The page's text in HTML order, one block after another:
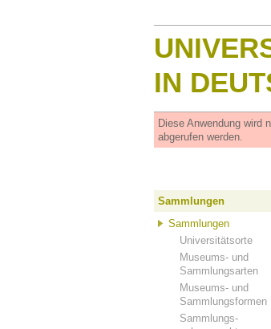
IN
Diese Anwendung wird
abgerufen werden.
Sammlungen
Sammlungen
Universitätsorte
Museums- und
Sammlungsarten
Museums- und
Sammlungsformen
Sammlungs-